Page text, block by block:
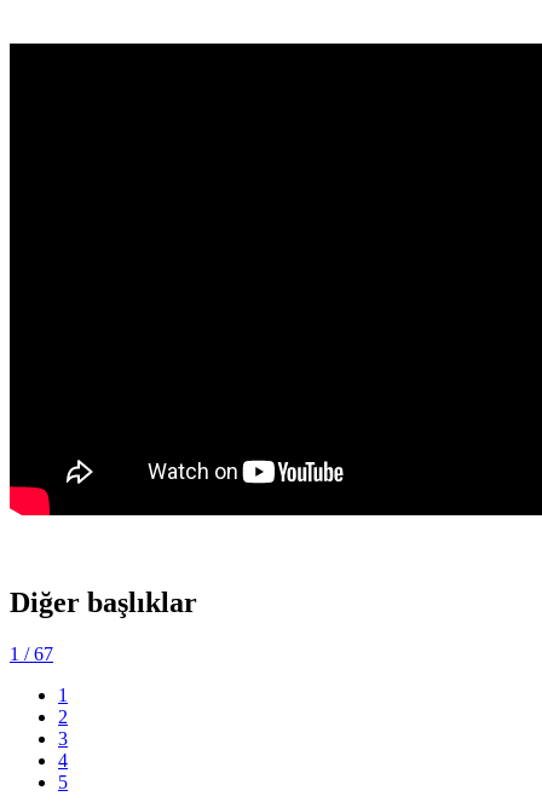
Diğer başlıklar
1 / 67
1
2
3
4
5